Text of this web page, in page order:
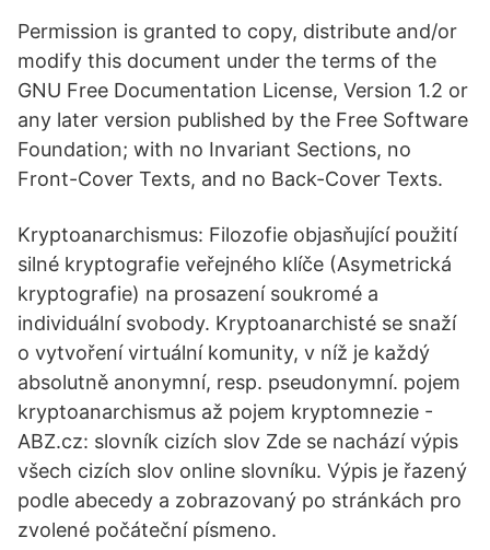
Permission is granted to copy, distribute and/or
modify this document under the terms of the
GNU Free Documentation License, Version 1.2 or
any later version published by the Free Software
Foundation; with no Invariant Sections, no
Front-Cover Texts, and no Back-Cover Texts.
Kryptoanarchismus: Filozofie objasňující použití
silné kryptografie veřejného klíče (Asymetrická
kryptografie) na prosazení soukromé a
individuální svobody. Kryptoanarchisté se snaží
o vytvoření virtuální komunity, v níž je každý
absolutně anonymní, resp. pseudonymní. pojem
kryptoanarchismus až pojem kryptomnezie -
ABZ.cz: slovník cizích slov Zde se nachází výpis
všech cizích slov online slovníku. Výpis je řazený
podle abecedy a zobrazovaný po stránkách pro
zvolené počáteční písmeno.